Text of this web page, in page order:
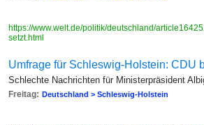
https://www.welt.de/politik/deutschland/
setzt.html
Umfrage für Schleswig-Holstein: CDU
Schlechte Nachrichten für Ministerpräsident
Freitag: Deutschland > Schleswig-Holstein